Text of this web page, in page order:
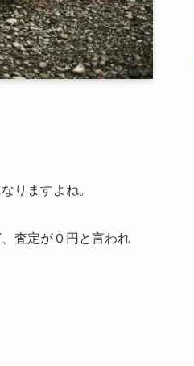
りますよね。
査定が０円と言われ